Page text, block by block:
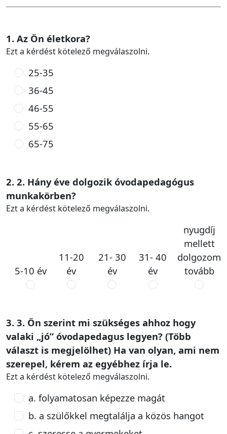
1. Az Ön életkora?
Ezt a kérdést kötelező megválaszolni.
25-35
36-45
46-55
55-65
65-75
2. 2. Hány éve dolgozik óvodapedagógus
munkakörben?
Ezt a kérdést kötelező megválaszolni.
5-10 év
11-20
év
21- 30
év
31- 40
év
nyugdíj
mellett
dolgozom
tovább
3. 3. Ön szerint mi szükséges ahhoz hogy
valaki „jó” óvodapedagus legyen? (Több
választ is megjelölhet) Ha van olyan, ami nem
szerepel, kérem az egyébhez írja le.
Ezt a kérdést kötelező megválaszolni.
a. folyamatosan képezze magát
b. a szülőkkel megtalálja a közös hangot